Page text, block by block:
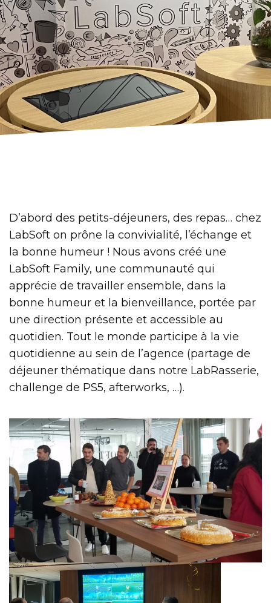
D’abord des petits-déjeuners, des repas… chez
LabSoft on prône la convivialité, l’échange et
la bonne humeur ! Nous avons créé une
LabSoft Family, une communauté qui
apprécie de travailler ensemble, dans la
bonne humeur et la bienveillance, portée par
une direction présente et accessible au
quotidien. Tout le monde participe à la vie
quotidienne au sein de l’agence (partage de
déjeuner thématique dans notre LabRasserie,
challenge de PS5, afterworks, …).